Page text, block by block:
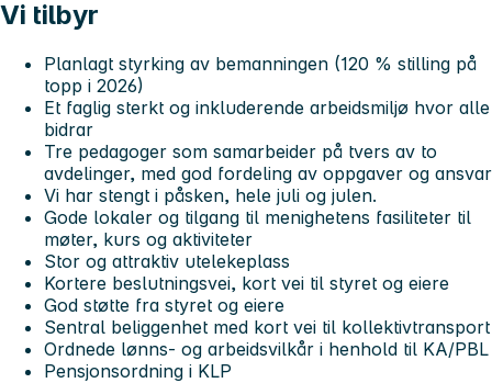
Vi tilbyr
Planlagt styrking av bemanningen (120 % stilling på
topp i 2026)
Et faglig sterkt og inkluderende arbeidsmiljø hvor alle
bidrar
Tre pedagoger som samarbeider på tvers av to
avdelinger, med god fordeling av oppgaver og ansvar
Vi har stengt i påsken, hele juli og julen.
Gode lokaler og tilgang til menighetens fasiliteter til
møter, kurs og aktiviteter
Stor og attraktiv utelekeplass
Kortere beslutningsvei, kort vei til styret og eiere
God støtte fra styret og eiere
Sentral beliggenhet med kort vei til kollektivtransport
Ordnede lønns- og arbeidsvilkår i henhold til KA/PBL
Pensjonsordning i KLP